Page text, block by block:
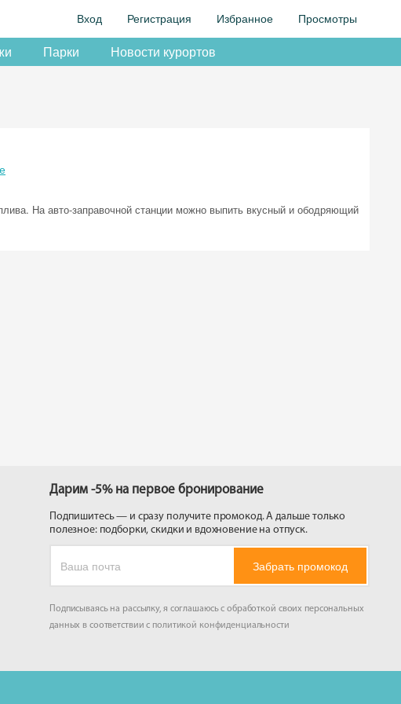
Вход Регистрация Избранное Просмотры
Парки Новости курортов
На авто-заправочной станции можно выпить вкусный и ободряющий
Дарим -5% на первое бронирование
Подпишитесь — и сразу получите промокод. А дальше только
полезное: подборки, скидки и вдохновение на отпуск.
Забрать промокод
Подписываясь на рассылку, я соглашаюсь с обработкой своих персональных
данных в соответствии с политикой конфиденциальности